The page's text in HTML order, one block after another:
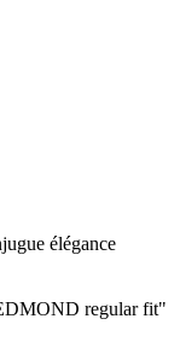
élégance
regular fit"